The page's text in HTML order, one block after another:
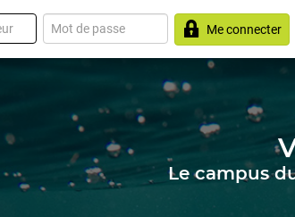
Me connecter
Le campus